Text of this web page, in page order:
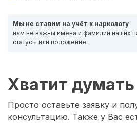
Мы не ставим на учёт к наркологу
нам не важны имена и фамилии наших
статусы или положение.
Хватит думать
Просто оставьте заявку и
консультацию. Также у Вас